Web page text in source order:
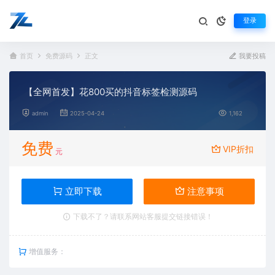
登录
首页 免费源码 正文 我要投稿
【全网首发】花800买的抖音标签检测源码
admin 2025-04-24 1,162
免费 元 VIP折扣
立即下载 注意事项
下载不了？请联系网站客服提交链接错误！
增值服务：